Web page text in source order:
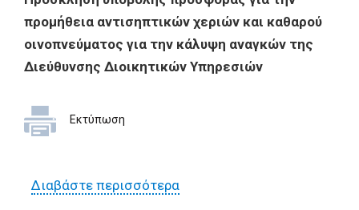
προμήθεια αντισηπτικών χεριών και καθαρού
οινοπνεύματος για την κάλυψη αναγκών της
Διεύθυνσης Διοικητικών Υπηρεσιών
Εκτύπωση
Διαβάστε περισσότεραγια Πρόσκληση υποβολής